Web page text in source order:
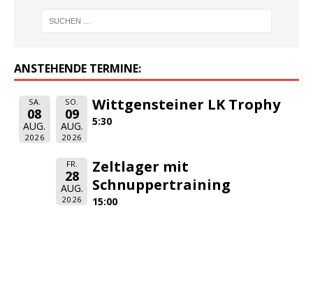
ANSTEHENDE TERMINE:
SA.
08
AUG.
2026
SO.
09
AUG.
2026
Wittgensteiner LK Trophy
5:30
FR.
28
AUG.
2026
Zeltlager mit
Schnuppertraining
15:00